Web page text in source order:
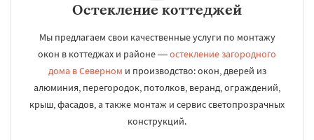
Остекление коттеджей
Мы предлагаем свои качественные услуги по монтажу
окон в коттеджах и районе —остекление загородного
дома в Северном и производство: окон, дверей из
алюминия, перегородок, потолков, веранд, ограждений,
крыш, фасадов, а также монтаж и сервис светопрозрачных
конструкций.